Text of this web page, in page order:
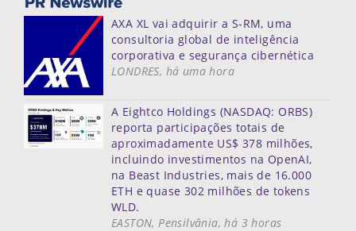
AXA XL vai adquirir a S-RM, uma
consultoria global de inteligência
corporativa e segurança cibernética
LONDRES, há uma hora
A Eightco Holdings (NASDAQ: ORBS)
reporta participações totais de
aproximadamente US$ 378 milhões,
incluindo investimentos na OpenAI,
na Beast Industries, mais de 16.000
ETH e quase 302 milhões de tokens
WLD.
EASTON, Pensilvânia, há 3 horas